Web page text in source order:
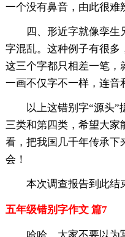
一个没有鼻音，由此很难
四、形近字就像孪生
字混乱。这种例子有很多
这三个字都只相差一笔，
一画不仅字不一样，连音
以上这错别字“源头”
三类和第四类，希望大家
看，把我国几千年传承下
会！
本次调查报告到此结
五年级错别字作文 篇7